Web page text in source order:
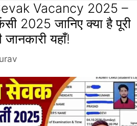
Vacancy 2025 –
2025 जानिए क्या है पूरी
जानकारी यहाँ!